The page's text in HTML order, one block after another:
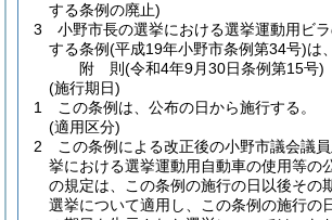
する条例の廃止)
3
小野市長の選挙における選挙運動用ビ
する条例(平成19年小野市条例第34号)は
附 則(令和4年9月30日条例第15号)
(施行期日)
1
この条例は、公布の日から施行する。
(適用区分)
2
この条例による改正後の小野市議会議
挙における選挙運動用自動車の使用等の
の規定は、この条例の施行の日以後その
選挙について適用し、この条例の施行の